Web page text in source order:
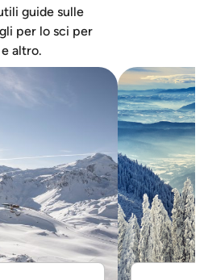
guide sulle
per lo sci per
altro.